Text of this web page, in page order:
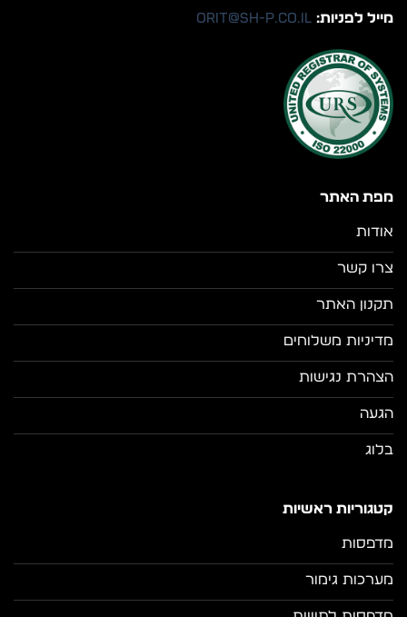
מפת האתר
אודות
צרו קשר
תקנון האתר
מדיניות משלוחים
הצהרת נגישות
הגעה
בלוג
קטגוריות ראשיות
מדפסות
מערכות גימור
מייל לפניות: orit@sh-p.co.il